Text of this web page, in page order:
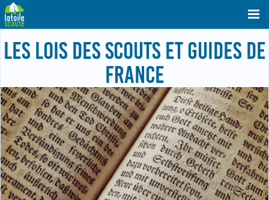
LES LOIS DES SCOUTS ET GUIDES DE
FRANCE